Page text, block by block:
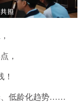
，
、低龄化趋势……